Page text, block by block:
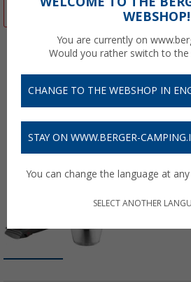
WEBSHOP!
You are currently on
Would you rather switch to the
CHANGE TO THE WEBSHOP IN
STAY ON WWW.BERGER-
You can change the language at
SELECT ANOTHER